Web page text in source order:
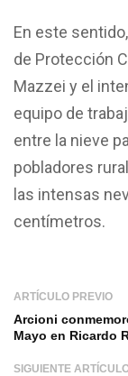
En este
de Protección
Mazzei y el
equipo de
entre la nieve
pobladores
las intensas
centímetros.
ARTÍCULO PREVIO
Arcioni
Mayo en Ricardo
SIGUIENTE